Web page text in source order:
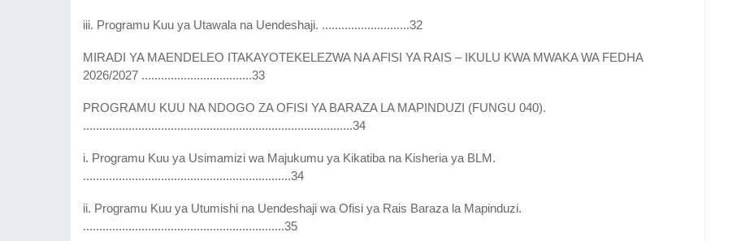
iii. Programu Kuu ya Utawala na Uendeshaji. ...........................32
MIRADI YA MAENDELEO ITAKAYOTEKELEZWA NA AFISI YA RAIS – IKULU KWA MWAKA WA FEDHA
2026/2027 ..................................33
PROGRAMU KUU NA NDOGO ZA OFISI YA BARAZA LA MAPINDUZI (FUNGU 040).
...................................................................................34
i. Programu Kuu ya Usimamizi wa Majukumu ya Kikatiba na Kisheria ya BLM.
................................................................34
ii. Programu Kuu ya Utumishi na Uendeshaji wa Ofisi ya Rais Baraza la Mapinduzi.
..............................................................35